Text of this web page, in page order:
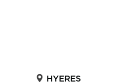
HYERES